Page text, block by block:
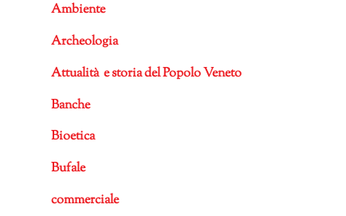
Ambiente
Archeologia
Attualità e storia del Popolo Veneto
Banche
Bioetica
Bufale
commerciale